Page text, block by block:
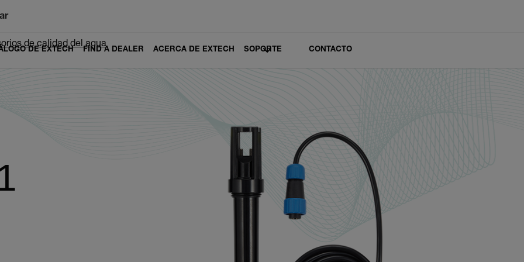
DE EXTECH FIND A DEALER ACERCA DE EXTECH SOPORTE CONTACTO
de calidad del agua